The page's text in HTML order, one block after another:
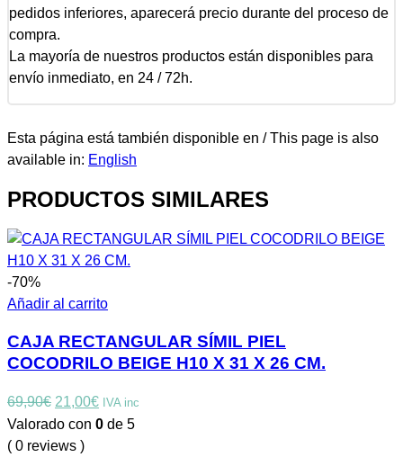
pedidos inferiores, aparecerá precio durante del proceso de
compra.
La mayoría de nuestros productos están disponibles para
envío inmediato, en 24 / 72h.
Esta página está también disponible en / This page is also
available in: English
PRODUCTOS SIMILARES
-70%
Añadir al carrito
CAJA RECTANGULAR SÍMIL PIEL
COCODRILO BEIGE H10 X 31 X 26 CM.
69,90€ El
precio
original
21,00€El
precio
IVA inc
Valorado con 0 de 5
( 0 reviews )